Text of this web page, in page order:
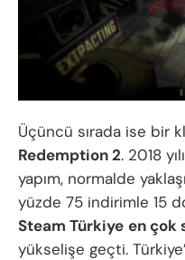
Üçüncü sırada ise bir
Redemption 2. 2018
yapım, normalde
yüzde 75 indirimle 15
Steam Türkiye en çok
yükselişe geçti.